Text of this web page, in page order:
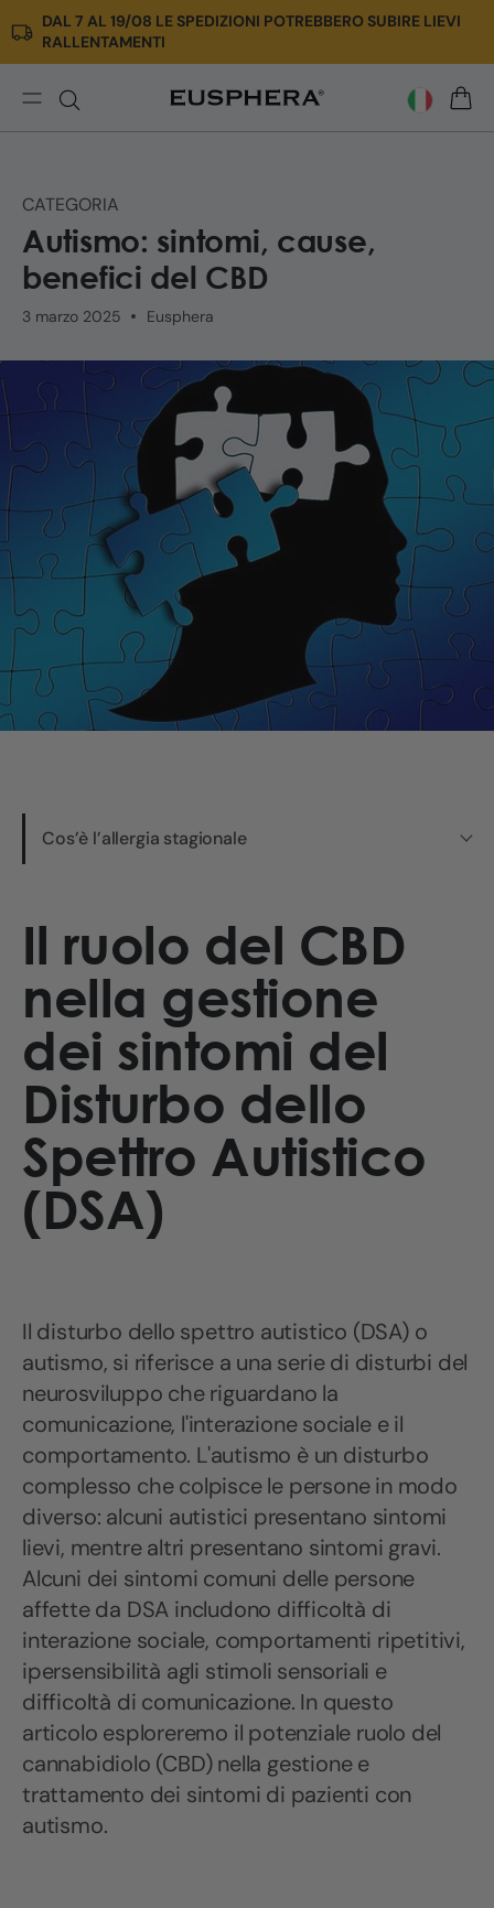
Vai
direttamente
ai
contenuti
DAL 7 AL 19/08 LE SPEDIZIONI POTREBBERO SUBIRE LIEVI
RALLENTAMENTI
del
CBD
CATEGORIA
Autismo: sintomi, cause,
benefici del CBD
3 marzo 2025 Eusphera
Cos’è l’allergia stagionale
Il ruolo del CBD
nella gestione
dei sintomi del
Disturbo dello
Spettro Autistico
(DSA)
Il disturbo dello spettro autistico (DSA) o
autismo, si riferisce a una serie di disturbi del
neurosviluppo che riguardano la
comunicazione, l'interazione sociale e il
comportamento. L'autismo è un disturbo
complesso che colpisce le persone in modo
diverso: alcuni autistici presentano sintomi
lievi, mentre altri presentano sintomi gravi.
Alcuni dei sintomi comuni delle persone
affette da DSA includono difficoltà di
interazione sociale, comportamenti ripetitivi,
ipersensibilità agli stimoli sensoriali e
difficoltà di comunicazione. In questo
articolo esploreremo il potenziale ruolo del
cannabidiolo (CBD) nella gestione e
trattamento dei sintomi di pazienti con
autismo.